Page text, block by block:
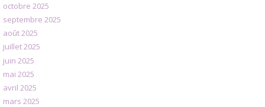
octobre 2025
septembre 2025
août 2025
juillet 2025
juin 2025
mai 2025
avril 2025
mars 2025